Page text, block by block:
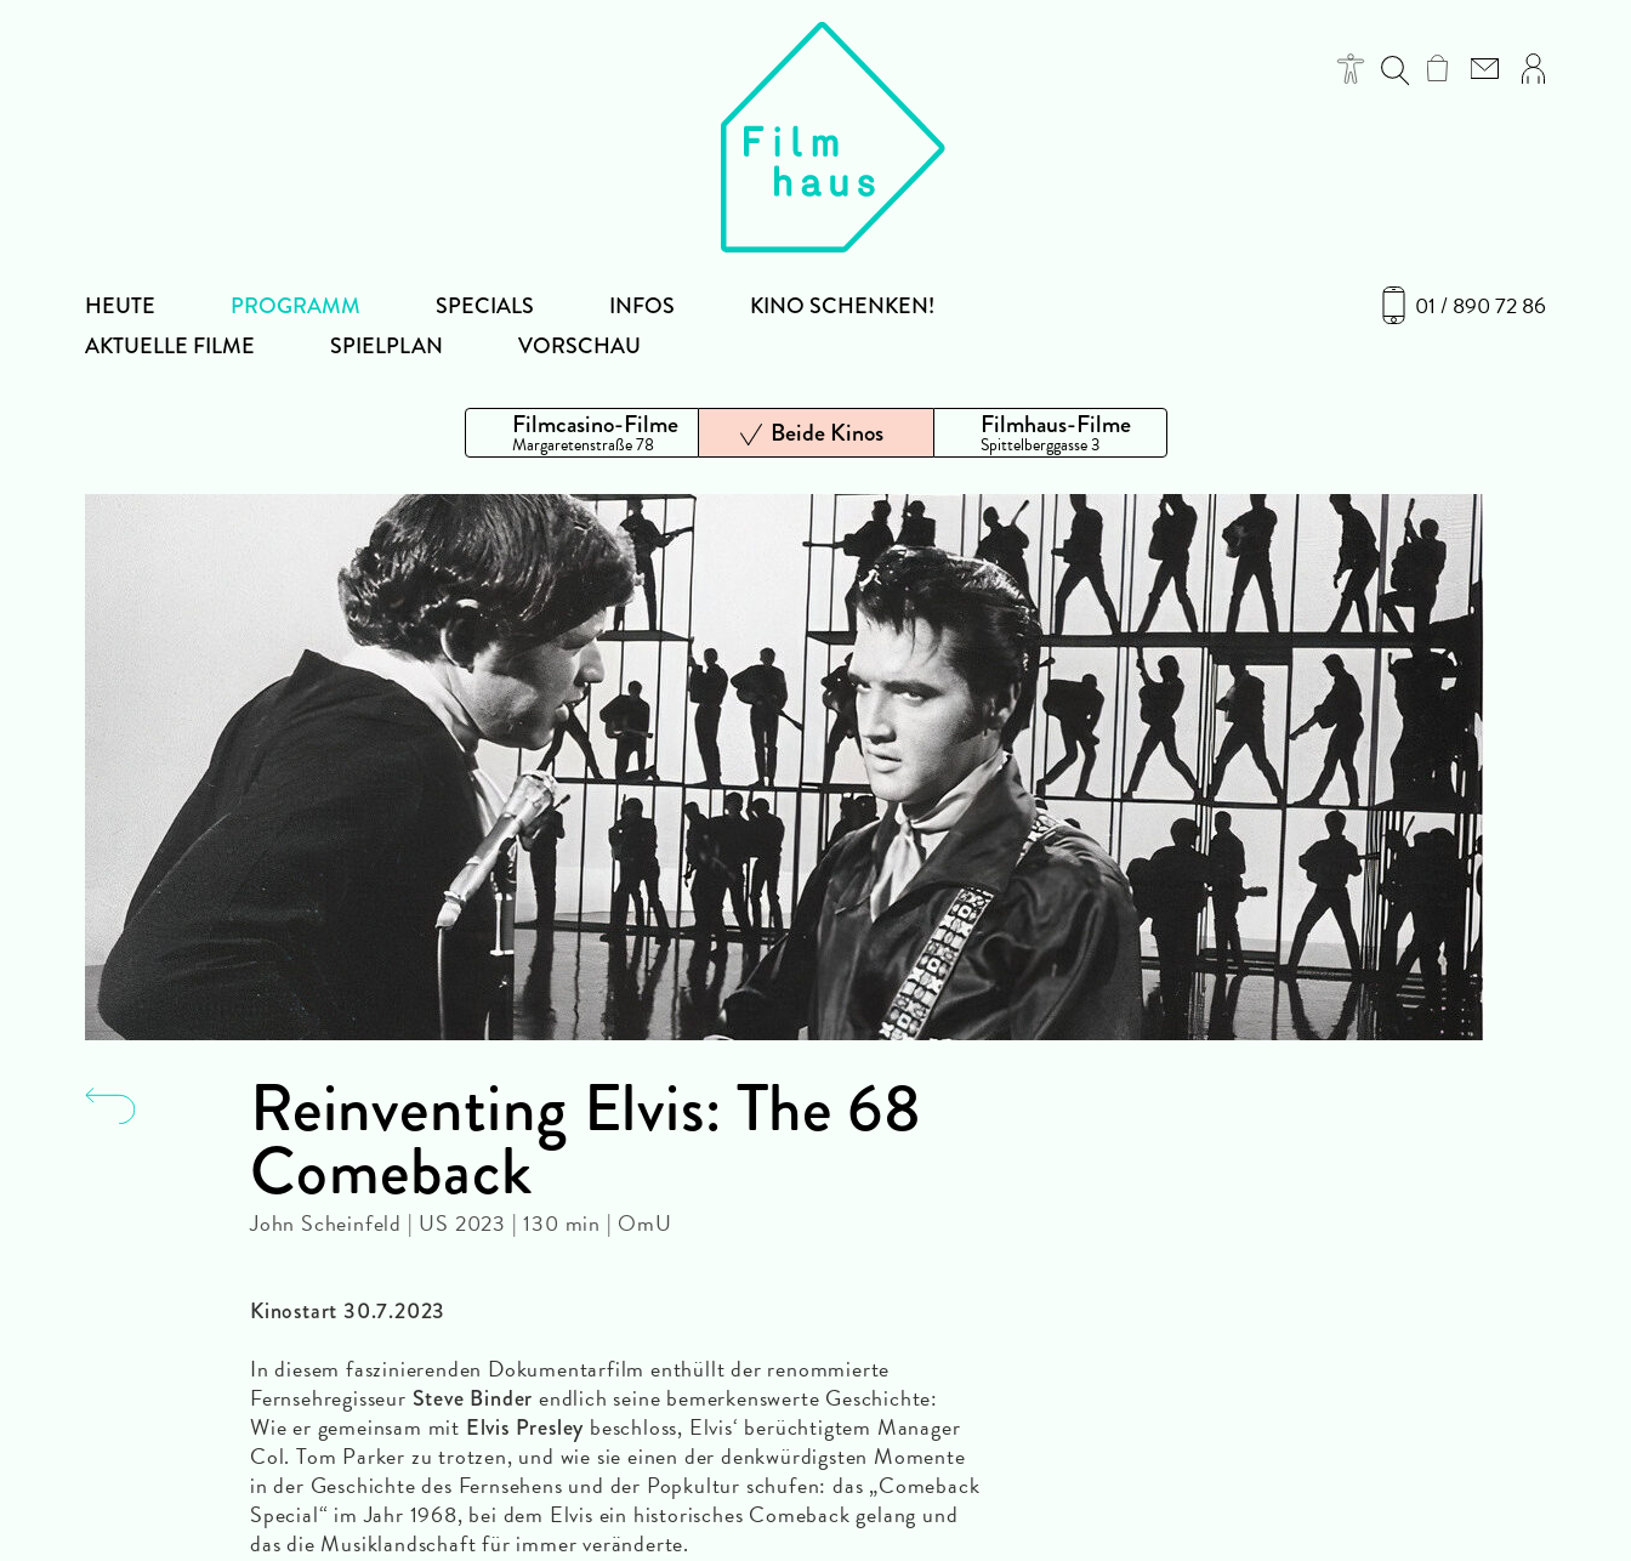
01 / 890 72 86
HEUTE
PROGRAMM
AKTUELLE FILME
SPIELPLAN VORSCHAU
SPECIALS INFOS KINO SCHENKEN!
Filmcasino-Filme
Margaretenstraße 78 Beide Kinos Filmhaus-Filme
Spittelberggasse 3
Reinventing Elvis: The 68
Comeback
John Scheinfeld | US 2023 | 130 min | OmU
Kinostart 30.7.2023
In diesem faszinierenden Dokumentarfilm enthüllt der renommierte
Fernsehregisseur Steve Binder endlich seine bemerkenswerte Geschichte:
Wie er gemeinsam mit Elvis Presley beschloss, Elvis‘ berüchtigtem Manager
Col. Tom Parker zu trotzen, und wie sie einen der denkwürdigsten Momente
in der Geschichte des Fernsehens und der Popkultur schufen: das „Comeback
Special“ im Jahr 1968, bei dem Elvis ein historisches Comeback gelang und
das die Musiklandschaft für immer veränderte.